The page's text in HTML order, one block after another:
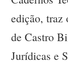
edição, traz
de Castro
Jurídicas e